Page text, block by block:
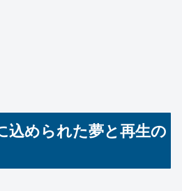
込められた夢と再生の